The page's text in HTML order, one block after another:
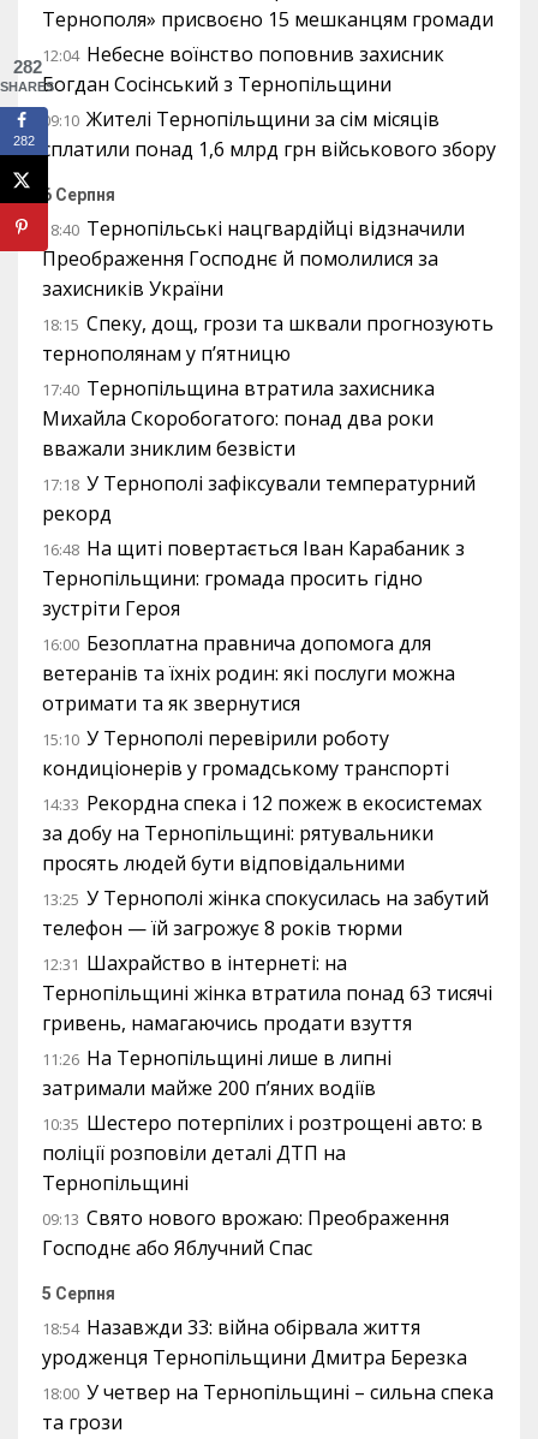
Тернополя» присвоєно 15 мешканцям громади
12:04 Небесне воїнство поповнив захисник
Богдан Сосінський з Тернопільщини
09:10 Жителі Тернопільщини за сім місяців
сплатили понад 1,6 млрд грн військового збору
6 Серпня
18:40 Тернопільські нацгвардійці відзначили
Преображення Господнє й помолилися за
захисників України
18:15 Спеку, дощ, грози та шквали прогнозують
тернополянам у п’ятницю
17:40 Тернопільщина втратила захисника
Михайла Скоробогатого: понад два роки
вважали зниклим безвісти
17:18 У Тернополі зафіксували температурний
рекорд
16:48 На щиті повертається Іван Карабаник з
Тернопільщини: громада просить гідно
зустріти Героя
16:00 Безоплатна правнича допомога для
ветеранів та їхніх родин: які послуги можна
отримати та як звернутися
15:10 У Тернополі перевірили роботу
кондиціонерів у громадському транспорті
14:33 Рекордна спека і 12 пожеж в екосистемах
за добу на Тернопільщині: рятувальники
просять людей бути відповідальними
13:25 У Тернополі жінка спокусилась на забутий
телефон — їй загрожує 8 років тюрми
12:31 Шахрайство в інтернеті: на
Тернопільщині жінка втратила понад 63 тисячі
гривень, намагаючись продати взуття
11:26 На Тернопільщині лише в липні
затримали майже 200 п’яних водіїв
10:35 Шестеро потерпілих і розтрощені авто: в
поліції розповіли деталі ДТП на
Тернопільщині
09:13 Свято нового врожаю: Преображення
Господнє або Яблучний Спас
5 Серпня
18:54 Назавжди 33: війна обірвала життя
уродженця Тернопільщини Дмитра Березка
18:00 У четвер на Тернопільщині – сильна спека
та грози
282
SHARES
282